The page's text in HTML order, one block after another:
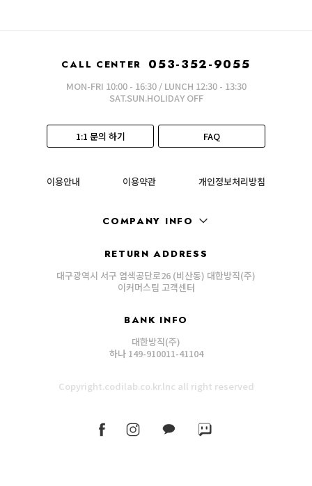
CALL CENTER 053-352-9055
MON-FRI 10:00 - 16:30 / LUNCH 12:30 - 13:30
SAT.SUN.HOLIDAY OFF
1:1 문의 하기 FAQ
이용안내 이용약관 개인정보처리방침
COMPANY INFO
RETURN ADDRESS
대구광역시 서구 염색공단로26 (비산동) 대한방직(주)
이커머스팀 고객센터
BANK INFO
대한방직(주)
하나 149-910011-41104
Copyright.codilab.co.kr.lnc all right reserved